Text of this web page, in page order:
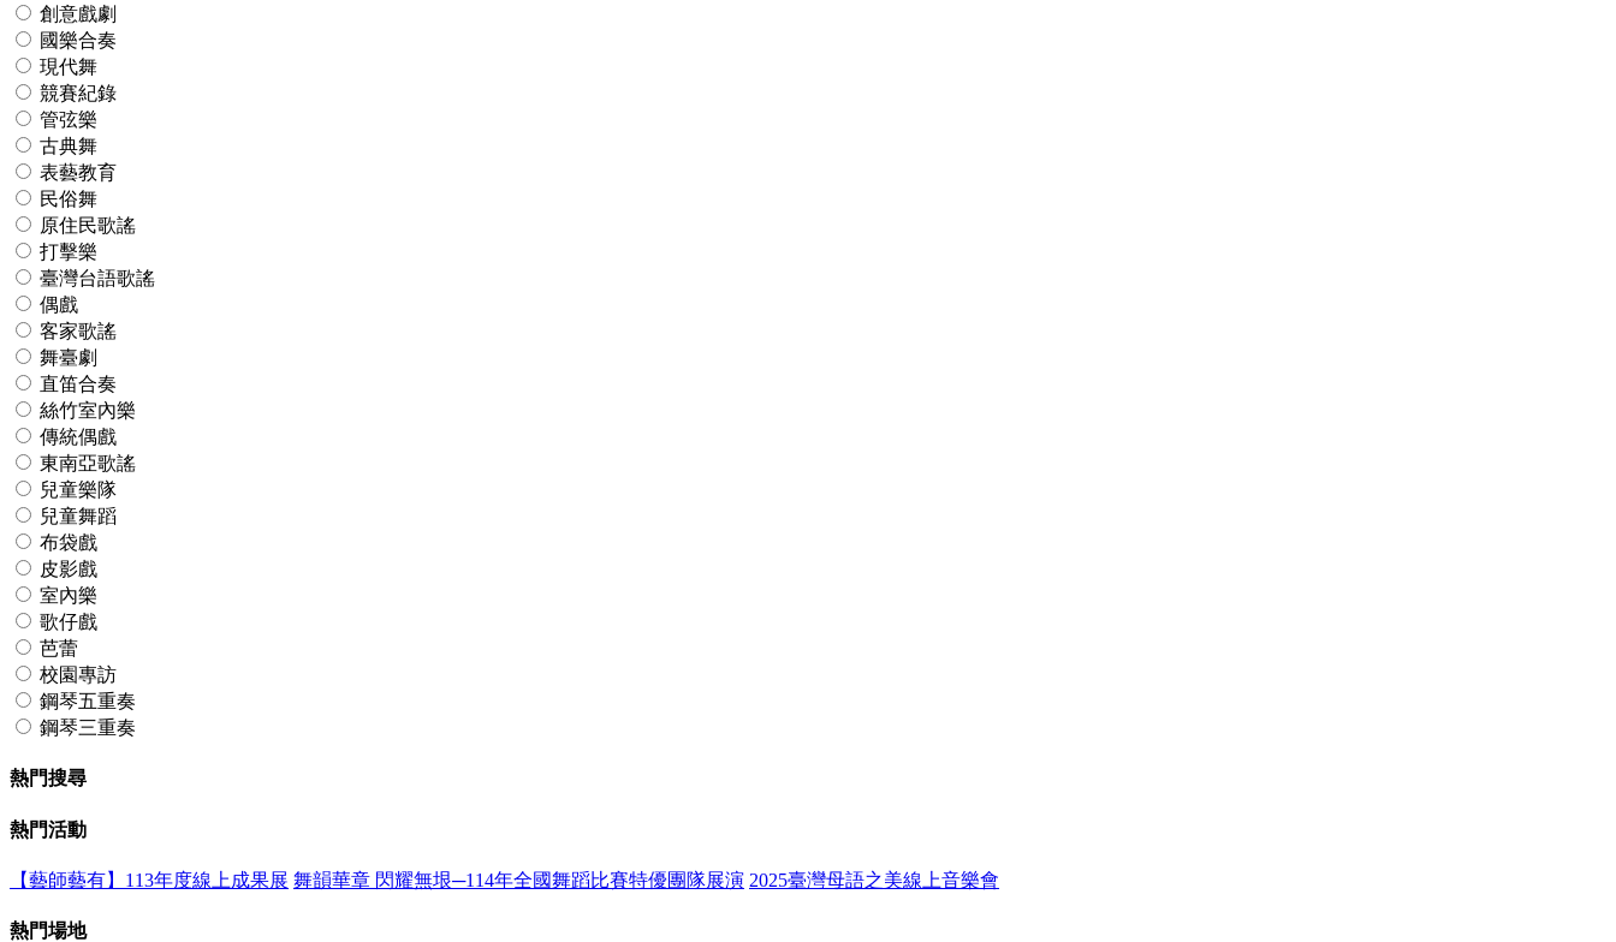
創意戲劇
國樂合奏
現代舞
競賽紀錄
管弦樂
古典舞
表藝教育
民俗舞
原住民歌謠
打擊樂
臺灣台語歌謠
偶戲
客家歌謠
舞臺劇
直笛合奏
絲竹室內樂
傳統偶戲
東南亞歌謠
兒童樂隊
兒童舞蹈
布袋戲
皮影戲
室內樂
歌仔戲
芭蕾
校園專訪
鋼琴五重奏
鋼琴三重奏
熱門搜尋
熱門活動
【藝師藝有】113年度線上成果展 舞韻華章 閃耀無垠─114年全國舞蹈比賽特優團隊展演 2025臺灣母語之美線上音樂會
熱門場地